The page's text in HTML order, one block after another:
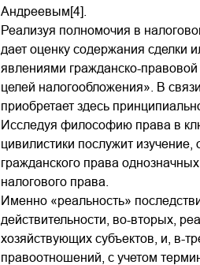
Андреевым[4].
Реализуя полномочия в
дает оценку содержания сделки
явлениями гражданско-
целей налогообложения». В
приобретает здесь
Исследуя философию права в
цивилистики послужит
гражданского права
налогового права.
Именно «реальность»
действительности, во-вторых,
хозяйствующих субъектов, и, в-
правоотношений, с учетом